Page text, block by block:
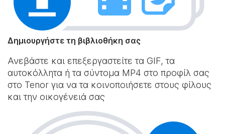
Δημιουργήστε τη βιβλιοθήκη σας
Ανεβάστε και επεξεργαστείτε τα GIF, τα
αυτοκόλλητα ή τα σύντομα MP4 στο προφίλ σας
στο Tenor για να τα κοινοποιήσετε στους φίλους
και την οικογένειά σας